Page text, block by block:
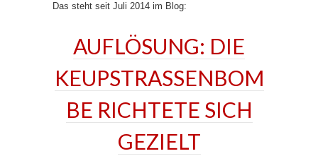
Das steht seit Juli 2014 im Blog:
AUFLÖSUNG: DIE
KEUPSTRASSENBOM
BE RICHTETE SICH
GEZIELT